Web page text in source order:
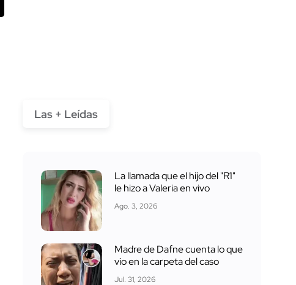
Las + Leídas
La llamada que el hijo del "R1"
le hizo a Valeria en vivo
Ago. 3, 2026
Madre de Dafne cuenta lo que
vio en la carpeta del caso
Jul. 31, 2026